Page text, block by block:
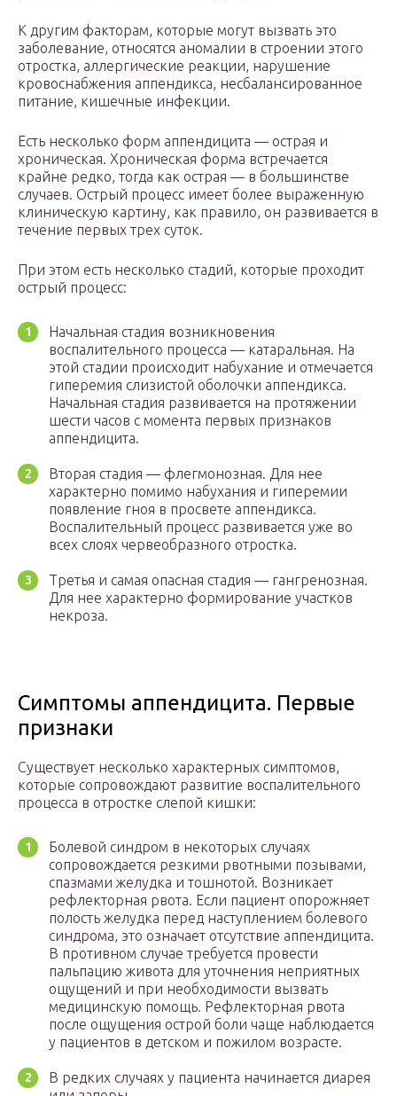
К другим факторам, которые могут вызвать это
заболевание, относятся аномалии в строении этого
отростка, аллергические реакции, нарушение
кровоснабжения аппендикса, несбалансированное
питание, кишечные инфекции.
Есть несколько форм аппендицита — острая и
хроническая. Хроническая форма встречается
крайне редко, тогда как острая — в большинстве
случаев. Острый процесс имеет более выраженную
клиническую картину, как правило, он развивается в
течение первых трех суток.
При этом есть несколько стадий, которые проходит
острый процесс:
Начальная стадия возникновения
воспалительного процесса — катаральная. На
этой стадии происходит набухание и отмечается
гиперемия слизистой оболочки аппендикса.
Начальная стадия развивается на протяжении
шести часов с момента первых признаков
аппендицита.
Вторая стадия — флегмонозная. Для нее
характерно помимо набухания и гиперемии
появление гноя в просвете аппендикса.
Воспалительный процесс развивается уже во
всех слоях червеобразного отростка.
Третья и самая опасная стадия — гангренозная.
Для нее характерно формирование участков
некроза.
Симптомы аппендицита. Первые
признаки
Существует несколько характерных симптомов,
которые сопровождают развитие воспалительного
процесса в отростке слепой кишки:
Болевой синдром в некоторых случаях
сопровождается резкими рвотными позывами,
спазмами желудка и тошнотой. Возникает
рефлекторная рвота. Если пациент опорожняет
полость желудка перед наступлением болевого
синдрома, это означает отсутствие аппендицита.
В противном случае требуется провести
пальпацию живота для уточнения неприятных
ощущений и при необходимости вызвать
медицинскую помощь. Рефлекторная рвота
после ощущения острой боли чаще наблюдается
у пациентов в детском и пожилом возрасте.
В редких случаях у пациента начинается диарея